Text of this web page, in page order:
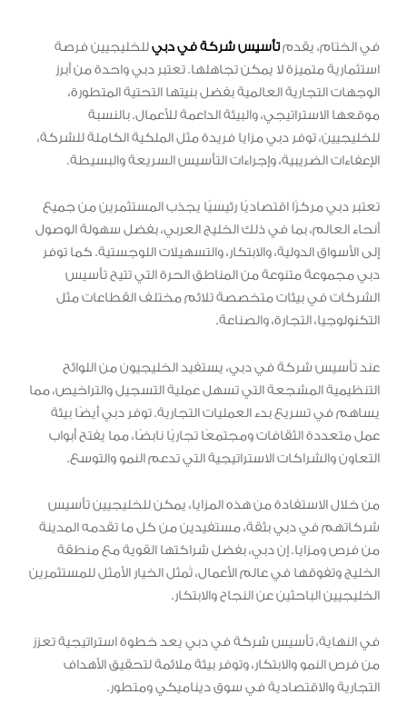
في الختام، يقدمتأسيس شركة في دبيللخليجيين فرصة
استثمارية متميزة لا يمكن تجاهلها. تعتبر دبي واحدة من أبرز
الوجهات التجارية العالمية بفضل بنيتها التحتية المتطورة،
موقعها الاستراتيجي، والبيئة الداعمة للأعمال. بالنسبة
للخليجيين، توفر دبي مزايا فريدة مثل الملكية الكاملة للشركة،
الإعفاءات الضريبية، وإجراءات التأسيس السريعة والبسيطة.
تعتبر دبي مركزًا اقتصاديًا رئيسيًا يجذب المستثمرين من جميع
أنحاء العالم، بما في ذلك الخليج العربي، بفضل سهولة الوصول
إلى الأسواق الدولية، والابتكار، والتسهيلات اللوجستية. كما توفر
دبي مجموعة متنوعة من المناطق الحرة التي تتيح تأسيس
الشركات في بيئات متخصصة تلائم مختلف القطاعات مثل
التكنولوجيا، التجارة، والصناعة.
عند تأسيس شركة في دبي، يستفيد الخليجيون من اللوائح
التنظيمية المشجعة التي تسهل عملية التسجيل والتراخيص، مما
يساهم في تسريع بدء العمليات التجارية. توفر دبي أيضًا بيئة
عمل متعددة الثقافات ومجتمعًا تجاريًا نابضًا، مما يفتح أبواب
التعاون والشراكات الاستراتيجية التي تدعم النمو والتوسع.
من خلال الاستفادة من هذه المزايا، يمكن للخليجيين تأسيس
شركاتهم في دبي بثقة، مستفيدين من كل ما تقدمه المدينة
من فرص ومزايا. إن دبي، بفضل شراكتها القوية مع منطقة
الخليج وتفوقها في عالم الأعمال، تُمثل الخيار الأمثل للمستثمرين
الخليجيين الباحثين عن النجاح والابتكار.
في النهاية، تأسيس شركة في دبي يعد خطوة استراتيجية تعزز
من فرص النمو والابتكار، وتوفر بيئة ملائمة لتحقيق الأهداف
التجارية والاقتصادية في سوق ديناميكي ومتطور.